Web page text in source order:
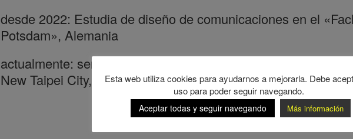
desde 2022: Estudia de diseño de comunicaciones en el
Potsdam», Alemania
actualmente: semestre de intercambio en el «National
New Taipei City, TaiwanEsta web utiliza cookies para ayudarnos a mejorarla. Debe
uso para poder seguir navegando.
Aceptar todas y seguir navegando Más información